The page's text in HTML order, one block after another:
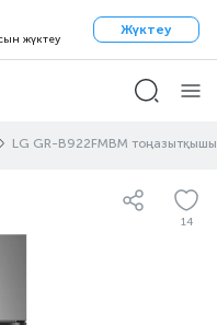
жүктеу
Жүктеу
LG GR-B922FMBM тоңазытқышы
14